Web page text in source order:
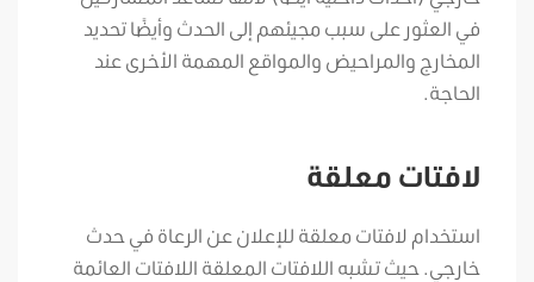
في العثور على سبب مجيئهم إلى الحدث وأيضًا تحديد
المخارج والمراحيض والمواقع المهمة الأخرى عند
الحاجة.
لافتات معلقة
استخدام لافتات معلقة للإعلان عن الرعاة في حدث
خارجي. حيث تشبه اللافتات المعلقة اللافتات العائمة